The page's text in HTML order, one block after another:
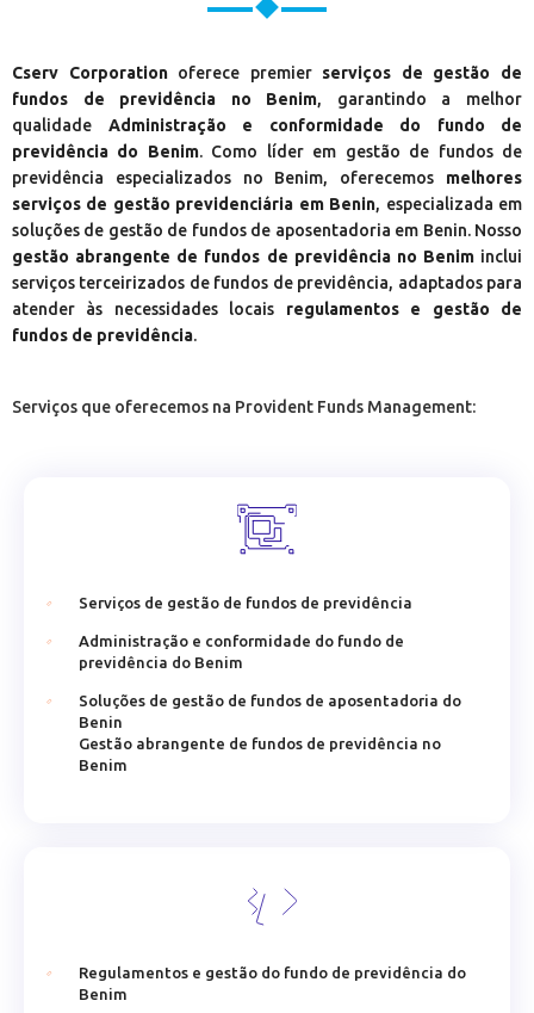
Cserv Corporationoferece premier serviços de gestão de
fundos de previdência no Benim, garantindo a melhor
qualidade Administração e conformidade do fundo de
previdência do Benim. Como líder em gestão de fundos de
previdência especializados no Benim, oferecemos melhores
serviços de gestão previdenciária em Benin, especializada em
soluções de gestão de fundos de aposentadoria em Benin. Nosso
gestão abrangente de fundos de previdência no Beniminclui
serviços terceirizados de fundos de previdência, adaptados para
atender às necessidades locais regulamentos e gestão de
fundos de previdência.
Serviços que oferecemos na Provident Funds Management:
Serviços de gestão de fundos de previdência
Administração e conformidade do fundo de
previdência do Benim
Soluções de gestão de fundos de aposentadoria do
Benin
Gestão abrangente de fundos de previdência no
Benim
Regulamentos e gestão do fundo de previdência do
Benim